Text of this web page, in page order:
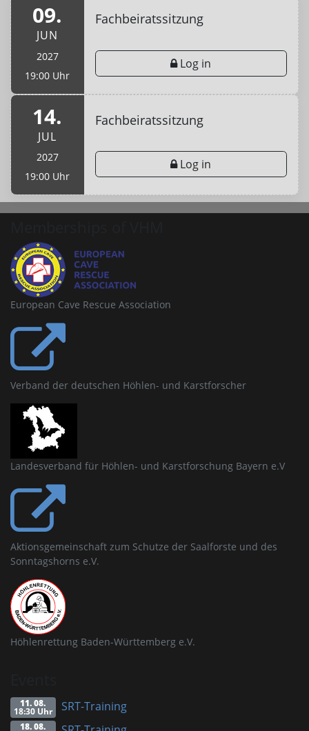
09.
JUN
2027
19:00 Uhr
Fachbeiratssitzung
Log in
14.
JUL
2027
19:00 Uhr
Fachbeiratssitzung
Log in
European Cave Rescue Association
Verband der deutschen Höhlen- und Karstforscher
Landesverband für Höhlen- und Karstforschung Bayern e.V
Aktionsgemeinschaft zum Schutze der Saalforste und des
Sonntagshorns e.V.
Höhlenrettung Baden-Württemberg e.V.
11. 08.
18:30 Uhr SRT-Training
18. 08.